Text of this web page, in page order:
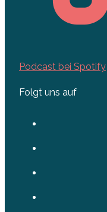
Podcast bei Spotify
Folgt uns auf